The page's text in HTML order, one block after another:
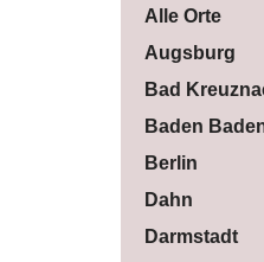
Alle Orte
Augsburg
Bad
Baden
Berlin
Dahn
Darmstadt